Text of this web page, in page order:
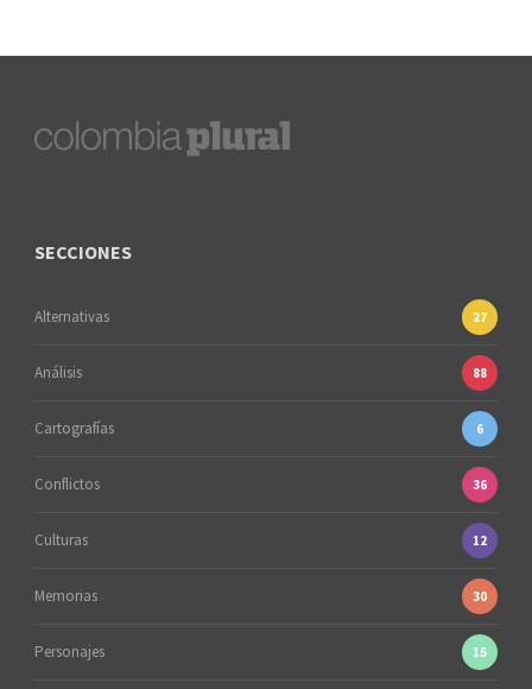
SECCIONES
Alternativas 27
Análisis 88
Cartografías 6
Conflictos 36
Culturas 12
Memorias 30
Personajes 15